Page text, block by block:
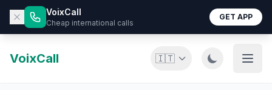
VoixCall
Cheap international calls
GET APP
VoixCall 🇮🇹